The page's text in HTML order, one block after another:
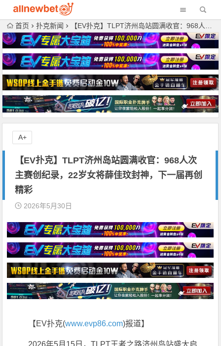
首页 扑克新闻 【EV扑克】TLPT济州岛站圆满收官：968人次主赛创纪录，22岁女将薛佳玟封神，下一届再创精彩
【EV扑克】TLPT济州岛站圆满收官：968人次
主赛创纪录，22岁女将薛佳玟封神，下一届再创
精彩
2026年5月30日
【EV扑克(www.evp86.com)报道】
A+